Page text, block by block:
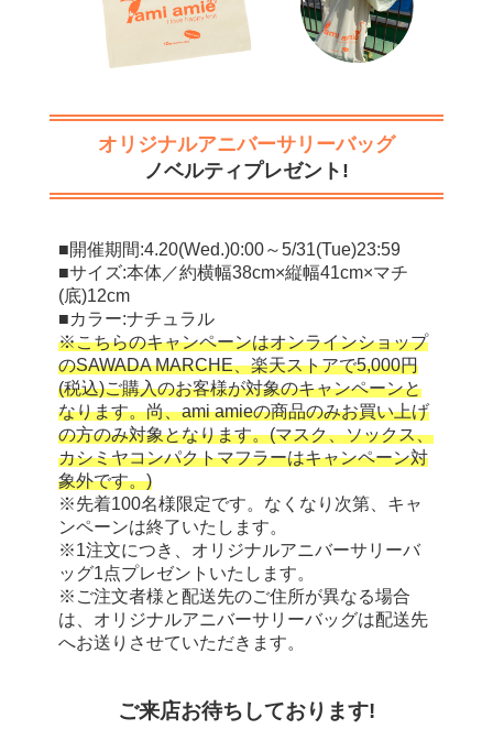
オリジナルアニバーサリーバッグ
ノベルティプレゼント!
■開催期間:4.20(Wed.)0:00～5/31(Tue)23:59
■サイズ:本体／約横幅38cm×縦幅41cm×マチ
(底)12cm
■カラー:ナチュラル
※こちらのキャンペーンはオンラインショップ
のSAWADA MARCHE、楽天ストアで5,000円
(税込)ご購入のお客様が対象のキャンペーンと
なります。尚、ami amieの商品のみお買い上げ
の方のみ対象となります。(マスク、ソックス、
カシミヤコンパクトマフラーはキャンペーン対
象外です。)
※先着100名様限定です。なくなり次第、キャ
ンペーンは終了いたします。
※1注文につき、オリジナルアニバーサリーバ
ッグ1点プレゼントいたします。
※ご注文者様と配送先のご住所が異なる場合
は、オリジナルアニバーサリーバッグは配送先
へお送りさせていただきます。
ご来店お待ちしております!